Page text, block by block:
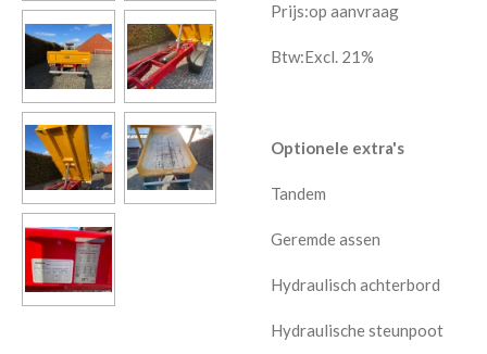
Prijs:op aanvraag
Btw:Excl. 21%
Optionele extra's
Tandem
Geremde assen
Hydraulisch achterbord
Hydraulische steunpoot